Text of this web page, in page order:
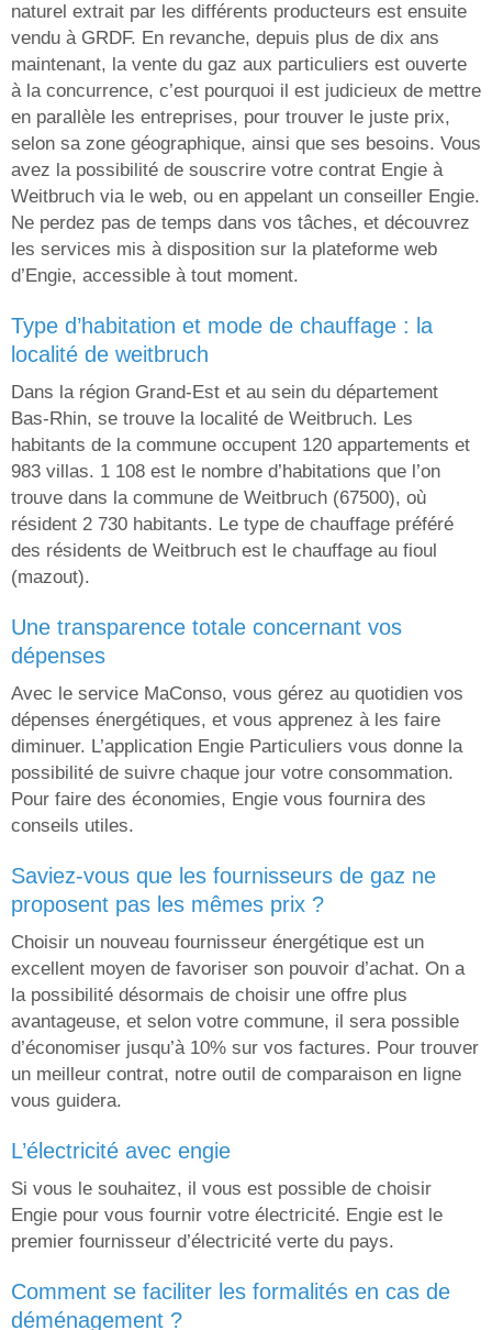
naturel extrait par les différents producteurs est ensuite
vendu à GRDF. En revanche, depuis plus de dix ans
maintenant, la vente du gaz aux particuliers est ouverte
à la concurrence, c’est pourquoi il est judicieux de mettre
en parallèle les entreprises, pour trouver le juste prix,
selon sa zone géographique, ainsi que ses besoins. Vous
avez la possibilité de souscrire votre contrat Engie à
Weitbruch via le web, ou en appelant un conseiller Engie.
Ne perdez pas de temps dans vos tâches, et découvrez
les services mis à disposition sur la plateforme web
d’Engie, accessible à tout moment.
type d’habitation et mode de chauffage : la
localité de weitbruch
Dans la région Grand-Est et au sein du département
Bas-Rhin, se trouve la localité de Weitbruch. Les
habitants de la commune occupent 120 appartements et
983 villas. 1 108 est le nombre d’habitations que l’on
trouve dans la commune de Weitbruch (67500), où
résident 2 730 habitants. Le type de chauffage préféré
des résidents de Weitbruch est le chauffage au fioul
(mazout).
une transparence totale concernant vos
dépenses
Avec le service MaConso, vous gérez au quotidien vos
dépenses énergétiques, et vous apprenez à les faire
diminuer. L’application Engie Particuliers vous donne la
possibilité de suivre chaque jour votre consommation.
Pour faire des économies, Engie vous fournira des
conseils utiles.
saviez-vous que les fournisseurs de gaz ne
proposent pas les mêmes prix ?
Choisir un nouveau fournisseur énergétique est un
excellent moyen de favoriser son pouvoir d’achat. On a
la possibilité désormais de choisir une offre plus
avantageuse, et selon votre commune, il sera possible
d’économiser jusqu’à 10% sur vos factures. Pour trouver
un meilleur contrat, notre outil de comparaison en ligne
vous guidera.
l’électricité avec engie
Si vous le souhaitez, il vous est possible de choisir
Engie pour vous fournir votre électricité. Engie est le
premier fournisseur d’électricité verte du pays.
comment se faciliter les formalités en cas de
déménagement ?